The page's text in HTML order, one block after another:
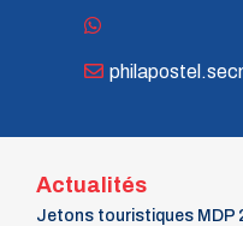
Actualités
Jetons touristiques MDP